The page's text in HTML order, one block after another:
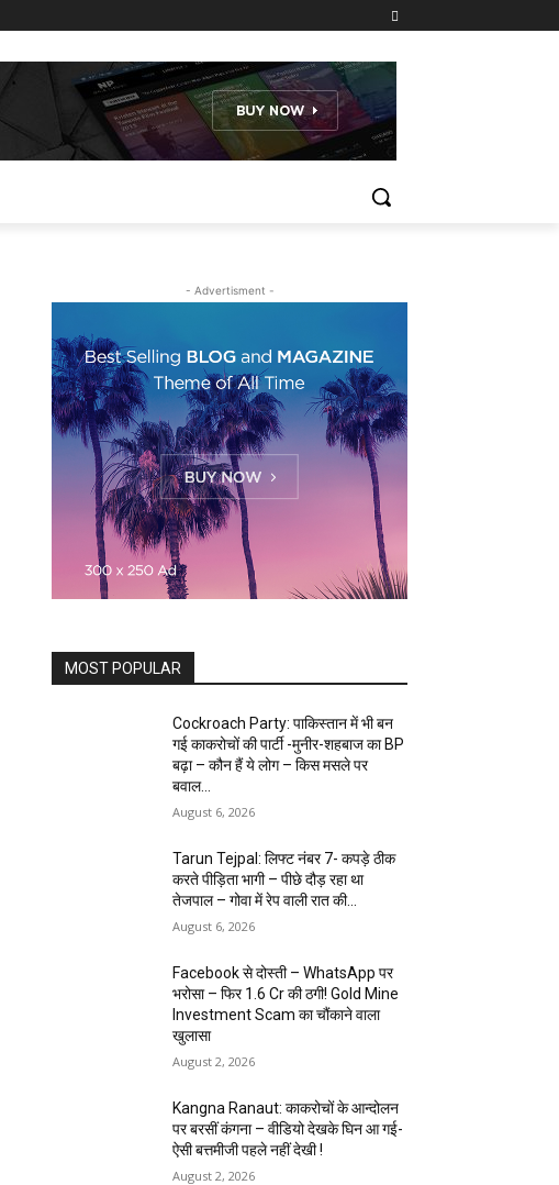
- Advertisment -
MOST POPULAR
Cockroach Party: पाकिस्तान में भी बन
गई काकरोचों की पार्टी -मुनीर-शहबाज का BP
बढ़ा – कौन हैं ये लोग – किस मसले पर
बवाल...
August 6, 2026
Tarun Tejpal: लिफ्ट नंबर 7- कपड़े ठीक
करते पीड़िता भागी – पीछे दौड़ रहा था
तेजपाल – गोवा में रेप वाली रात की...
August 6, 2026
Facebook से दोस्ती – WhatsApp पर
भरोसा – फिर 1.6 Cr की ठगी! Gold Mine
Investment Scam का चौंकाने वाला
खुलासा
August 2, 2026
Kangna Ranaut: काकरोचों के आन्दोलन
पर बरसीं कंगना – वीडियो देखके घिन आ गई-
ऐसी बत्तमीजी पहले नहीं देखी !
August 2, 2026